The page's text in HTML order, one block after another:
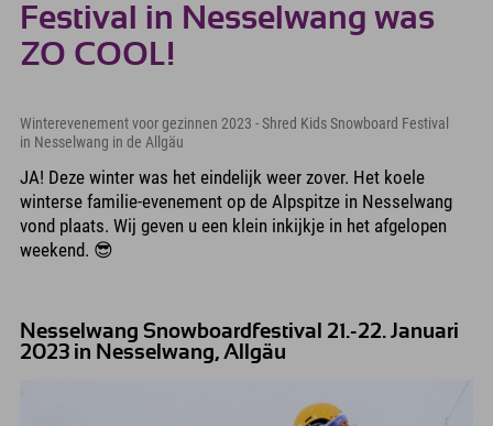
Festival in Nesselwang was
ZO COOL!
Winterevenement voor gezinnen 2023 - Shred Kids Snowboard Festival
in Nesselwang in de Allgäu
JA! Deze winter was het eindelijk weer zover. Het koele
winterse familie-evenement op de Alpspitze in Nesselwang
vond plaats. Wij geven u een klein inkijkje in het afgelopen
weekend. 😎
Nesselwang Snowboardfestival 21.-22. Januari
2023 in Nesselwang, Allgäu